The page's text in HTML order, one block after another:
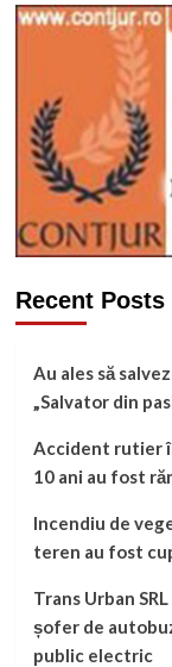
Recent Posts
Au ales să
„Salvator din
Accident rutier
10 ani au fost
Incendiu de
teren au fost
Trans Urban
șofer de
public electric